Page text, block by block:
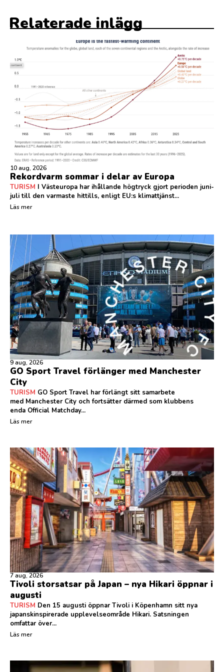
Relaterade inlägg
10 aug, 2026
Rekordvarm sommar i delar av Europa
TURISM I Västeuropa har ihållande högtryck gjort perioden juni-
juli till den varmaste hittills, enligt EU:s klimattjänst...
Läs mer
9 aug, 2026
GO Sport Travel förlänger med Manchester
City
TURISM GO Sport Travel har förlängt sitt samarbete
med Manchester City och fortsätter därmed som klubbens
enda Official Matchday...
Läs mer
7 aug, 2026
Tivoli storsatsar på Japan – nya Hikari öppnar i
augusti
TURISM Den 15 augusti öppnar Tivoli i Köpenhamn sitt nya
japanskinspirerade upplevelseområde Hikari. Satsningen
omfattar över...
Läs mer